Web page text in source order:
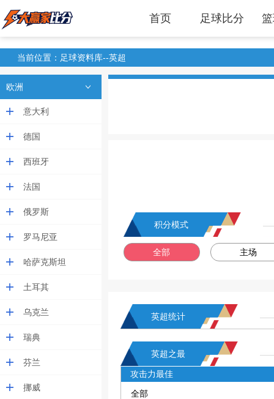
首页 足球比分
当前位置：足球资料库--英超
欧洲
意大利
德国
西班牙
法国
俄罗斯
罗马尼亚
哈萨克斯坦
土耳其
乌克兰
瑞典
芬兰
挪威
积分模式
全部 主场
英超统计
英超之最
攻击力最佳
全部